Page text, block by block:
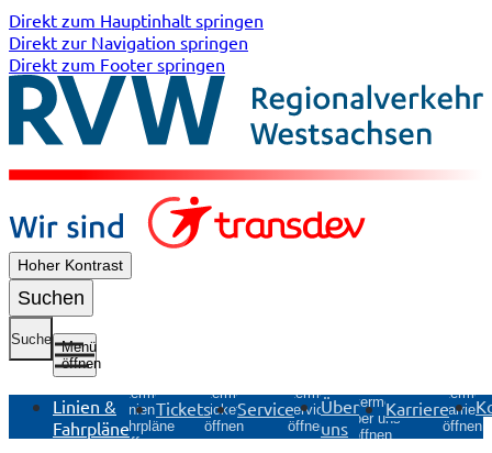
Direkt zum Hauptinhalt springen
Direkt zur Navigation springen
Direkt zum Footer springen
Hoher Kontrast
Suchen
Suche
Menü
öffnen
Linien &
Fahrpläne
Untermenü
Linien &
Fahrpläne
öffnen
Tickets
Untermenü
Tickets
öffnen
Service
Untermenü
Service
öffnen
Über
uns
Untermenü
Über uns
öffnen
KarriereKarriere
öffnen